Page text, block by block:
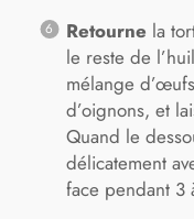
Retourne la
le reste de
mélange
d’oignons, et
Quand le
délicatement
face pendant 3